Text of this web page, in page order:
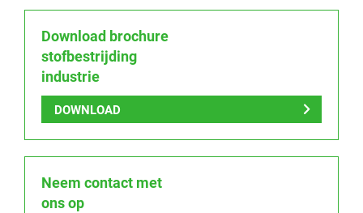
Download brochure
stofbestrijding
industrie
DOWNLOAD
Neem contact met
ons op